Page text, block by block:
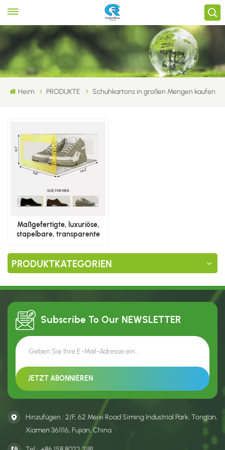
Heim PRODUKTE Schuhkartons in großen Mengen kaufen
Maßgefertigte, luxuriöse,
stapelbare, transparente
PRODUKTKATEGORIEN
Subscribe To Our NEWSLETTER
Hinzufügen : 2/F, 62 Meixi Road Siming Industrial Park, Tong’an,
Xiamen 361116, Fujian, China